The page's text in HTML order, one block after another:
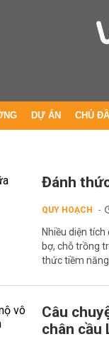
DỰ ÁN CHỦ
Đánh
QUY HOẠCH
Nhiều diện
bợ, chỗ trồng
thức tiềm năng
Câu
chân cầu